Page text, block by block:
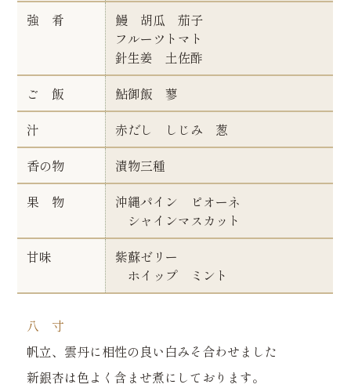
強 肴
鰻 胡瓜 茄子
フルーツトマト
針生姜 土佐酢
ご 飯
鮎御飯 蓼
汁
赤だし しじみ 葱
香の物
漬物三種
果 物
沖縄パイン ピオーネ
シャインマスカット
甘味
紫蘇ゼリー
ホイップ ミント
八 寸
帆立、雲丹に相性の良い白みそ合わせました
新銀杏は色よく含ませ煮にしております。